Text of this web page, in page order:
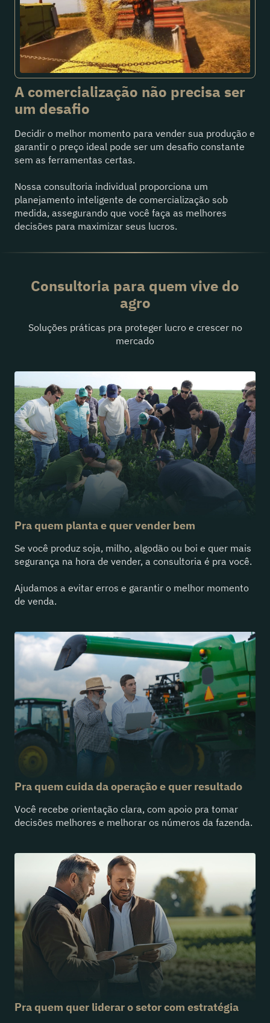
A comercialização não precisa ser
um desafio
Decidir o melhor momento para vender sua produção e
garantir o preço ideal pode ser um desafio constante
sem as ferramentas certas.
Nossa consultoria individual proporciona um
planejamento inteligente de comercialização sob
medida, assegurando que você faça as melhores
decisões para maximizar seus lucros.
Consultoria para quem vive do
agro
Soluções práticas pra proteger lucro e crescer no
mercado
Pra quem planta e quer vender bem
Se você produz soja, milho, algodão ou boi e quer mais
segurança na hora de vender, a consultoria é pra você.
Ajudamos a evitar erros e garantir o melhor momento
de venda.
Pra quem cuida da operação e quer resultado
Você recebe orientação clara, com apoio pra tomar
decisões melhores e melhorar os números da fazenda.
Pra quem quer liderar o setor com estratégia